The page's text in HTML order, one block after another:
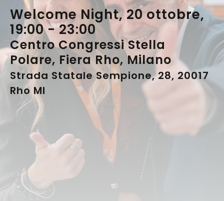
Welcome Night, 20 ottobre,
19:00 - 23:00
Centro Congressi Stella
Polare, Fiera Rho, Milano
Strada Statale Sempione, 28, 20017
Rho MI